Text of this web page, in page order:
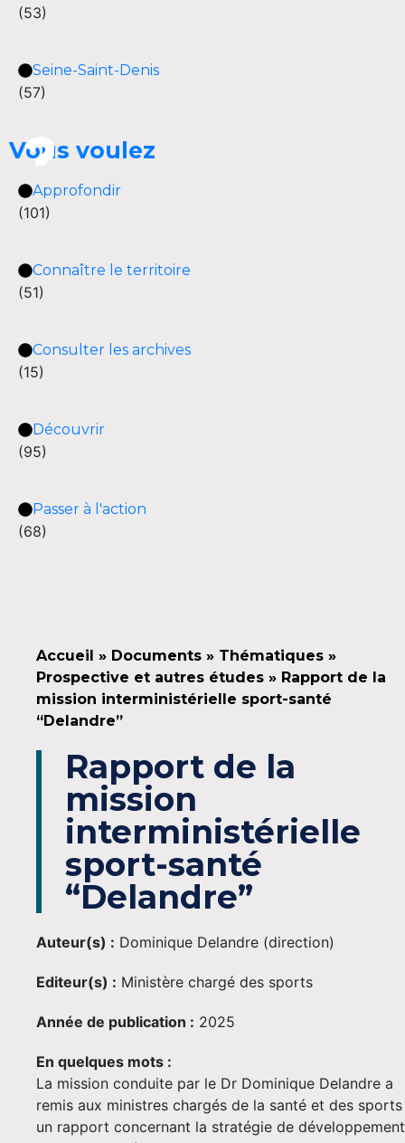
(53)
Seine-Saint-Denis
(57)
Vous voulez
Approfondir
(101)
Connaître le territoire
(51)
Consulter les archives
(15)
Découvrir
(95)
Passer à l'action
(68)
Accueil » Documents » Thématiques »
Prospective et autres études » Rapport de la
mission interministérielle sport-santé
“Delandre”
Rapport de la
mission
interministérielle
sport-santé
“Delandre”
Auteur(s) : Dominique Delandre (direction)
Editeur(s) : Ministère chargé des sports
Année de publication : 2025
En quelques mots :
La mission conduite par le Dr Dominique Delandre a
remis aux ministres chargés de la santé et des sports
un rapport concernant la stratégie de développement